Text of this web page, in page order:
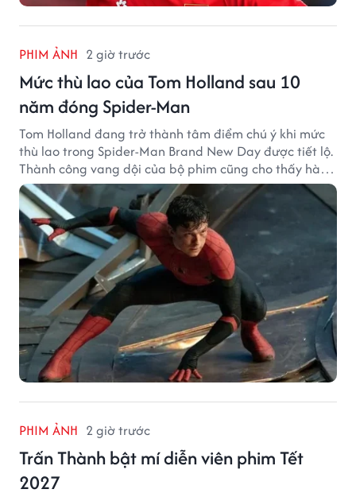
PHIM ẢNH 2 giờ trước
Mức thù lao của Tom Holland sau 10
năm đóng Spider-Man
Tom Holland đang trở thành tâm điểm chú ý khi mức
thù lao trong Spider-Man Brand New Day được tiết lộ.
Thành công vang dội của bộ phim cũng cho thấy hành
trình thăng hạng đáng chú ý của nam diễn viên sau
một thập kỷ gắn bó với vai Người Nhện.
PHIM ẢNH 2 giờ trước
Trấn Thành bật mí diễn viên phim Tết
2027